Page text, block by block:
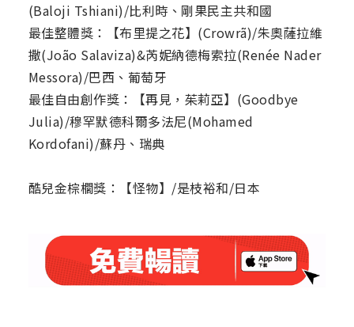
(Baloji Tshiani)/比利時、剛果民主共和國
最佳整體獎：【布里提之花】(Crowrã)/朱奧薩拉維
撒(João Salaviza)&芮妮納德梅索拉(Renée Nader
Messora)/巴西、葡萄牙
最佳自由創作獎：【再見，茱莉亞】(Goodbye
Julia)/穆罕默德科爾多法尼(Mohamed
Kordofani)/蘇丹、瑞典
酷兒金棕櫚獎：【怪物】/是枝裕和/日本